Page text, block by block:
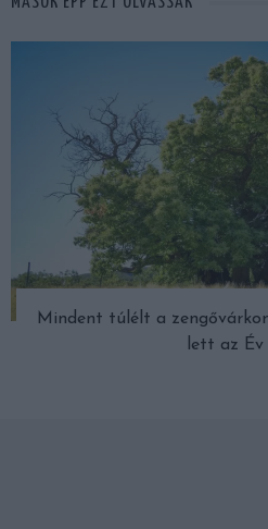
Mindent túlélt a
lett az